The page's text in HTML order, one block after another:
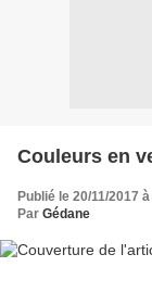
Couleurs en
Publié le 20/11/2017
Par Gédane